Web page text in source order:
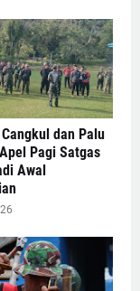
dan Palu
Pagi Satgas
Awal